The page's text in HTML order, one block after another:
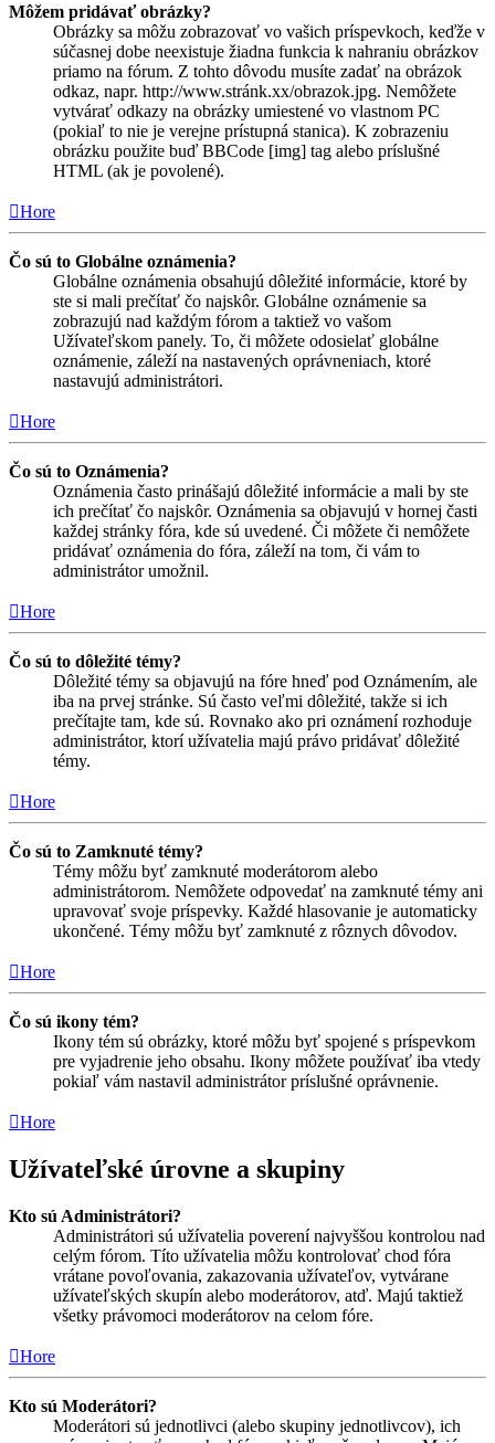
Môžem pridávať obrázky?
Obrázky sa môžu zobrazovať vo vašich príspevkoch, keďže v
súčasnej dobe neexistuje žiadna funkcia k nahraniu obrázkov
priamo na fórum. Z tohto dôvodu musíte zadať na obrázok
odkaz, napr. http://www.stránk.xx/obrazok.jpg. Nemôžete
vytvárať odkazy na obrázky umiestené vo vlastnom PC
(pokiaľ to nie je verejne prístupná stanica). K zobrazeniu
obrázku použite buď BBCode [img] tag alebo príslušné
HTML (ak je povolené).
Hore
Čo sú to Globálne oznámenia?
Globálne oznámenia obsahujú dôležité informácie, ktoré by
ste si mali prečítať čo najskôr. Globálne oznámenie sa
zobrazujú nad každým fórom a taktiež vo vašom
Užívateľskom panely. To, či môžete odosielať globálne
oznámenie, záleží na nastavených oprávneniach, ktoré
nastavujú administrátori.
Hore
Čo sú to Oznámenia?
Oznámenia často prinášajú dôležité informácie a mali by ste
ich prečítať čo najskôr. Oznámenia sa objavujú v hornej časti
každej stránky fóra, kde sú uvedené. Či môžete či nemôžete
pridávať oznámenia do fóra, záleží na tom, či vám to
administrátor umožnil.
Hore
Čo sú to dôležité témy?
Dôležité témy sa objavujú na fóre hneď pod Oznámením, ale
iba na prvej stránke. Sú často veľmi dôležité, takže si ich
prečítajte tam, kde sú. Rovnako ako pri oznámení rozhoduje
administrátor, ktorí užívatelia majú právo pridávať dôležité
témy.
Hore
Čo sú to Zamknuté témy?
Témy môžu byť zamknuté moderátorom alebo
administrátorom. Nemôžete odpovedať na zamknuté témy ani
upravovať svoje príspevky. Každé hlasovanie je automaticky
ukončené. Témy môžu byť zamknuté z rôznych dôvodov.
Hore
Čo sú ikony tém?
Ikony tém sú obrázky, ktoré môžu byť spojené s príspevkom
pre vyjadrenie jeho obsahu. Ikony môžete používať iba vtedy
pokiaľ vám nastavil administrátor príslušné oprávnenie.
Hore
Užívateľské úrovne a skupiny
Kto sú Administrátori?
Administrátori sú užívatelia poverení najvyššou kontrolou nad
celým fórom. Títo užívatelia môžu kontrolovať chod fóra
vrátane povoľovania, zakazovania užívateľov, vytvárane
užívateľských skupín alebo moderátorov, atď. Majú taktiež
všetky právomoci moderátorov na celom fóre.
Hore
Kto sú Moderátori?
Moderátori sú jednotlivci (alebo skupiny jednotlivcov), ich